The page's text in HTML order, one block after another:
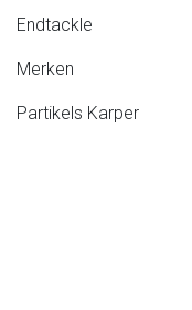
Endtackle
Merken
Partikels Karper